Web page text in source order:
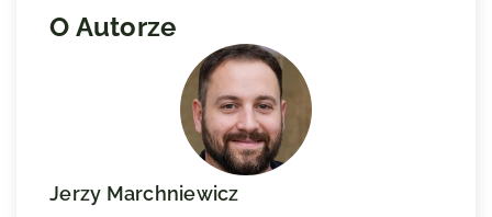
O Autorze
Jerzy Marchniewicz